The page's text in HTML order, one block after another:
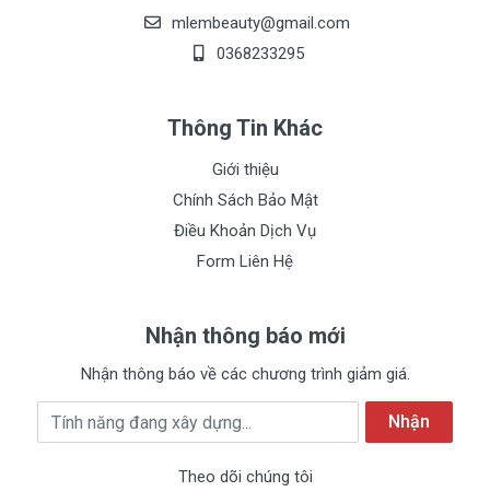
mlembeauty@gmail.com
0368233295
Thông Tin Khác
Giới thiệu
Chính Sách Bảo Mật
Điều Khoản Dịch Vụ
Form Liên Hệ
Nhận thông báo mới
Nhận thông báo về các chương trình giảm giá.
Địa chỉ Email Nhận
Theo dõi chúng tôi